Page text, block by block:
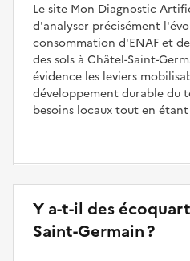
Le site Mon Diagnostic
d'analyser précisément
consommation d'ENAF et
des sols à Châtel-Saint-
évidence les leviers
développement durable du
besoins locaux tout en
Y a-t-il des
Saint-Germain ?